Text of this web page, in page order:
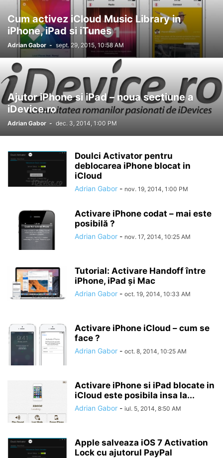
Cum activez iCloud Music Library in
iPhone, iPad si iTunes
Adrian Gabor - sept. 29, 2015, 10:58 AM
Ajutor iPhone si iPad – noua sectiune a
iDevice.ro
Adrian Gabor - dec. 3, 2014, 1:00 PM
Doulci Activator pentru
deblocarea iPhone blocat in
iCloud
Adrian Gabor - nov. 19, 2014, 1:00 PM
Activare iPhone codat – mai este
posibilă ?
Adrian Gabor - nov. 17, 2014, 10:25 AM
Tutorial: Activare Handoff între
iPhone, iPad și Mac
Adrian Gabor - oct. 19, 2014, 10:33 AM
Activare iPhone iCloud – cum se
face ?
Adrian Gabor - oct. 8, 2014, 10:25 AM
Activare iPhone si iPad blocate in
iCloud este posibila insa la...
Adrian Gabor - iul. 5, 2014, 8:50 AM
Apple salveaza iOS 7 Activation
Lock cu ajutorul PayPal